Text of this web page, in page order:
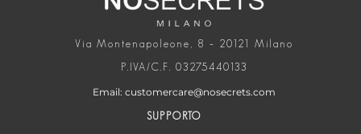
Via Montenapoleone, 8 – 20121 Milano
P.IVA/C.F. 03275440133
Email: customercare@nosecrets.com
SUPPORTO